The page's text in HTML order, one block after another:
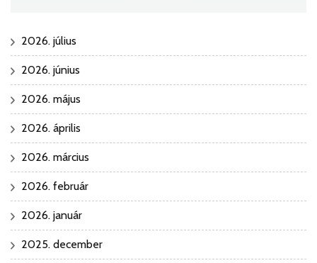
2026. július
2026. június
2026. május
2026. április
2026. március
2026. február
2026. január
2025. december